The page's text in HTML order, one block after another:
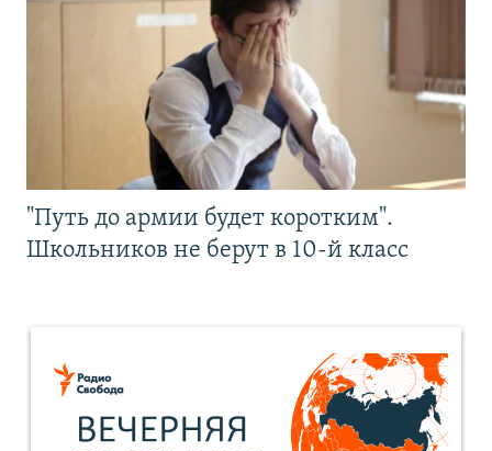
"Путь до армии будет коротким".
Школьников не берут в 10-й класс